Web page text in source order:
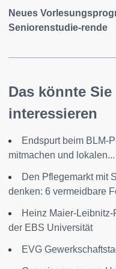
Neues
Seniorenstudie-rende
Das könnte Sie
interessieren
Endspurt beim BLM-
mitmachen und lokalen...
Den Pflegemarkt mit
denken: 6 vermeidbare
Heinz Maier-
der EBS Universität
EVG